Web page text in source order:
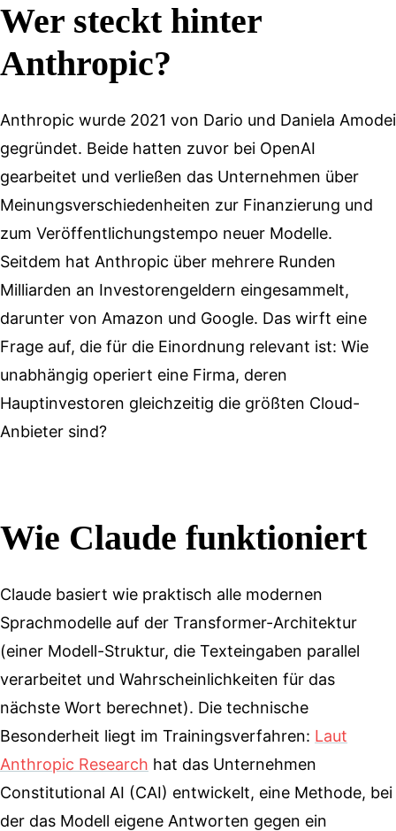
Wer steckt hinter
Anthropic?
Anthropic wurde 2021 von Dario und Daniela Amodei
gegründet. Beide hatten zuvor bei OpenAI
gearbeitet und verließen das Unternehmen über
Meinungsverschiedenheiten zur Finanzierung und
zum Veröffentlichungstempo neuer Modelle.
Seitdem hat Anthropic über mehrere Runden
Milliarden an Investorengeldern eingesammelt,
darunter von Amazon und Google. Das wirft eine
Frage auf, die für die Einordnung relevant ist: Wie
unabhängig operiert eine Firma, deren
Hauptinvestoren gleichzeitig die größten Cloud-
Anbieter sind?
Wie Claude funktioniert
Claude basiert wie praktisch alle modernen
Sprachmodelle auf der Transformer-Architektur
(einer Modell-Struktur, die Texteingaben parallel
verarbeitet und Wahrscheinlichkeiten für das
nächste Wort berechnet). Die technische
Besonderheit liegt im Trainingsverfahren: Laut
Anthropic Research hat das Unternehmen
Constitutional AI (CAI) entwickelt, eine Methode, bei
der das Modell eigene Antworten gegen ein